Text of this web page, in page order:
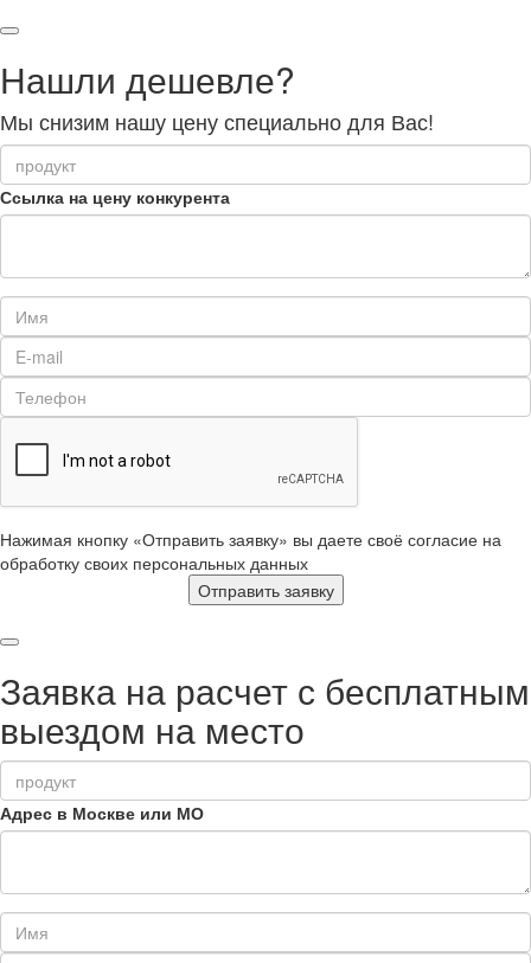
Нашли дешевле?
Мы снизим нашу цену специально для Вас!
Ссылка на цену конкурента
Нажимая кнопку «Отправить заявку» вы даете своё согласие на
обработку своих персональных данных
Отправить заявку
Заявка на расчет с бесплатным
выездом на место
Адрес в Москве или МО